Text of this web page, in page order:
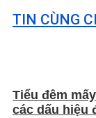
TIN CÙNG
Tiểu đêm
các dấu hiệu